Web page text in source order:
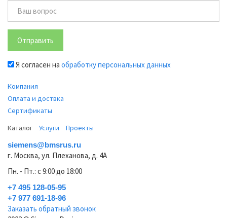
Отправить
Я согласен на обработку персональных данных
Компания
Оплата и доствка
Сертификаты
Каталог
Услуги Проекты
siemens@bmsrus.ru
г. Москва, ул. Плеханова, д. 4А
Пн. - Пт.: c 9:00 до 18:00
+7 495 128-05-95
+7 977 691-18-96
Заказать обратный звонок